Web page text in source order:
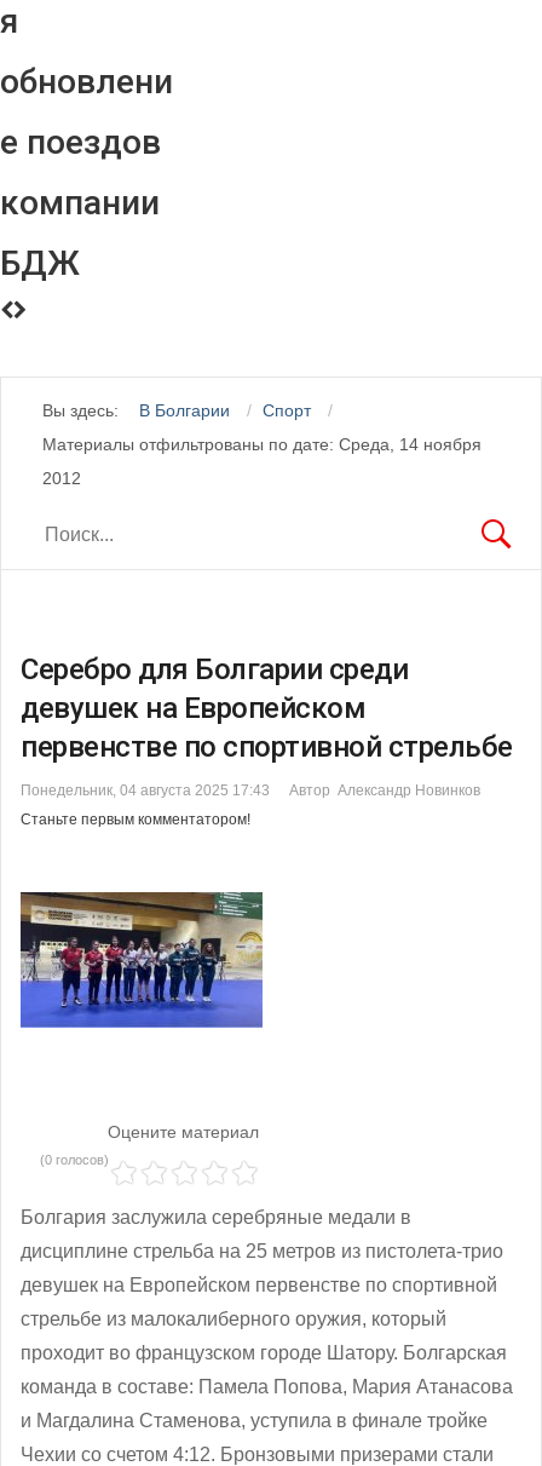
я
обновлени
е поездов
компании
БДЖ
Вы здесь: В Болгарии
Спорт
Материалы отфильтрованы по дате: Среда, 14 ноября
2012
Серебро для Болгарии среди
девушек на Европейском
первенстве по спортивной стрельбе
Понедельник, 04 августа 2025 17:43
Автор Александр Новинков
Станьте первым комментатором!
Оцените материал
(0 голосов)
Болгария заслужила серебряные медали в
дисциплине стрельба на 25 метров из пистолета-трио
девушек на Европейском первенстве по спортивной
стрельбе из малокалиберного оружия, который
проходит во французском городе Шатору. Болгарская
команда в составе: Памела Попова, Мария Атанасова
и Магдалина Стаменова, уступила в финале тройке
Чехии со счетом 4:12. Бронзовыми призерами стали